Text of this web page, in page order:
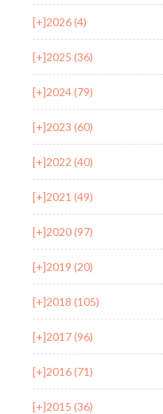
[+]2026 (4)
[+]2025 (36)
[+]2024 (79)
[+]2023 (60)
[+]2022 (40)
[+]2021 (49)
[+]2020 (97)
[+]2019 (20)
[+]2018 (105)
[+]2017 (96)
[+]2016 (71)
[+]2015 (36)